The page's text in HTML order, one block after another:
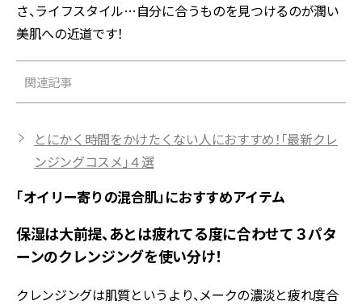
さ、ライフスタイル…自分に合うものを見つけるのが潤い
美肌への近道です！
関連記事
とにかく時間をかけたくない人におすすめ！「最新クレ
ンジングコスメ」４選
「オイリー寄りの混合肌」におすすめアイテム
保湿は大前提、あとは疲れてる度に合わせて３パタ
ーンのクレンジングを使い分け！
クレンジングは肌質というより、メークの濃淡と疲れ度合